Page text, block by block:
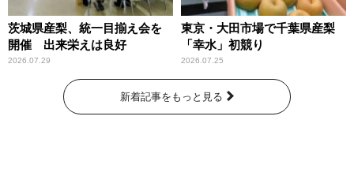
茨城県産梨、統一目揃え会を
開催 出来栄えは良好
2026.07.29
東京・大田市場で千葉県産梨
「幸水」初競り
2026.07.25
新着記事をもっと見る